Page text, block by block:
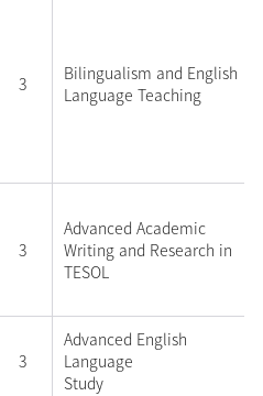
3
Bilingualism and English
Language Teaching
3
Advanced Academic
Writing and Research in
TESOL
3
Advanced English
Language
Study